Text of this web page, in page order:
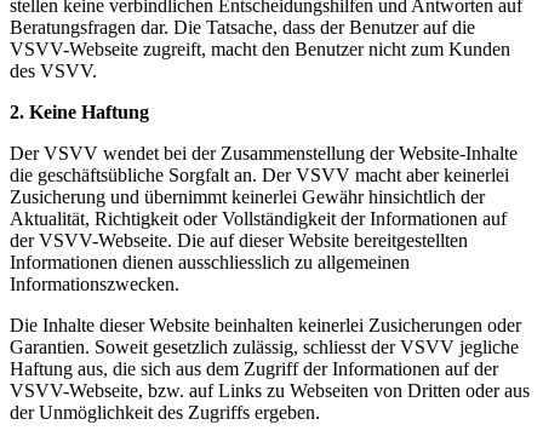
stellen keine verbindlichen Entscheidungshilfen und Antworten auf
Beratungsfragen dar. Die Tatsache, dass der Benutzer auf die
VSVV-Webseite zugreift, macht den Benutzer nicht zum Kunden
des VSVV.
2. Keine Haftung
Der VSVV wendet bei der Zusammenstellung der Website-Inhalte
die geschäftsübliche Sorgfalt an. Der VSVV macht aber keinerlei
Zusicherung und übernimmt keinerlei Gewähr hinsichtlich der
Aktualität, Richtigkeit oder Vollständigkeit der Informationen auf
der VSVV-Webseite. Die auf dieser Website bereitgestellten
Informationen dienen ausschliesslich zu allgemeinen
Informationszwecken.
Die Inhalte dieser Website beinhalten keinerlei Zusicherungen oder
Garantien. Soweit gesetzlich zulässig, schliesst der VSVV jegliche
Haftung aus, die sich aus dem Zugriff der Informationen auf der
VSVV-Webseite, bzw. auf Links zu Webseiten von Dritten oder aus
der Unmöglichkeit des Zugriffs ergeben.